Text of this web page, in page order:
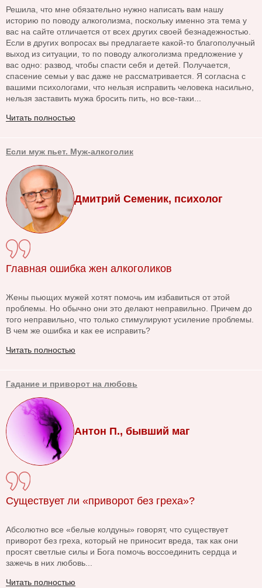
Решила, что мне обязательно нужно написать вам нашу
историю по поводу алкоголизма, поскольку именно эта тема у
вас на сайте отличается от всех других своей безнадежностью.
Если в других вопросах вы предлагаете какой-то благополучный
выход из ситуации, то по поводу алкоголизма предложение у
вас одно: развод, чтобы спасти себя и детей. Получается,
спасение семьи у вас даже не рассматривается. Я согласна с
вашими психологами, что нельзя исправить человека насильно,
нельзя заставить мужа бросить пить, но все-таки...
Читать полностью
Если муж пьет. Муж-алкоголик
Дмитрий Семеник, психолог
Главная ошибка жен алкоголиков
Жены пьющих мужей хотят помочь им избавиться от этой
проблемы. Но обычно они это делают неправильно. Причем до
того неправильно, что только стимулируют усиление проблемы.
В чем же ошибка и как ее исправить?
Читать полностью
Гадание и приворот на любовь
Антон П., бывший маг
Существует ли «приворот без греха»?
Абсолютно все «белые колдуны» говорят, что существует
приворот без греха, который не приносит вреда, так как они
просят светлые силы и Бога помочь воссоединить сердца и
зажечь в них любовь...
Читать полностью